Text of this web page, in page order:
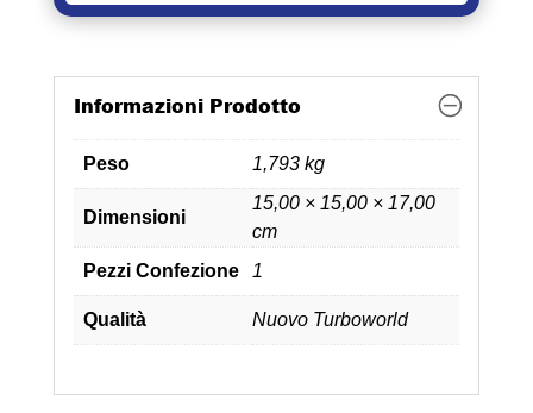
Informazioni Prodotto
Peso 1,793 kg
Dimensioni
15,00 × 15,00 × 17,00
cm
Pezzi Confezione
1
Qualità Nuovo Turboworld